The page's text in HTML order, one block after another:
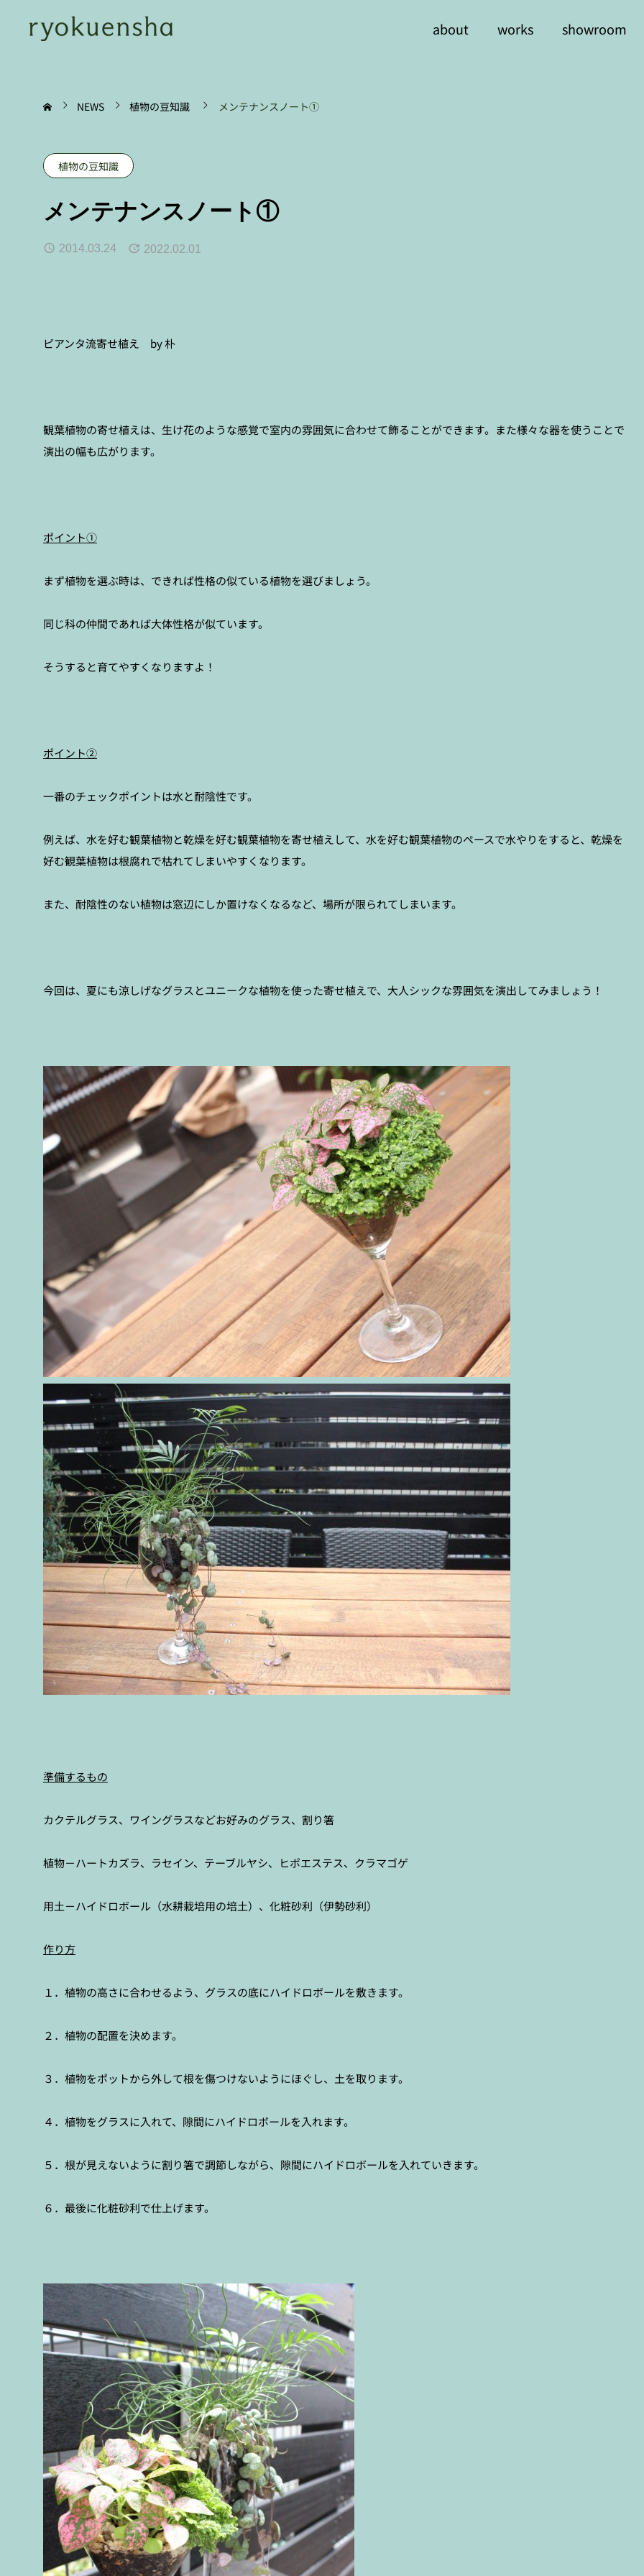
about works showroom
NEWS 植物の豆知識 メンテナンスノート①
植物の豆知識
メンテナンスノート①
2014.03.24 2022.02.01
ピアンタ流寄せ植え by 朴
観葉植物の寄せ植えは、生け花のような感覚で室内の雰囲気に合わせて飾ることができます。また様々な器を使うことで
演出の幅も広がります。
ポイント①
まず植物を選ぶ時は、できれば性格の似ている植物を選びましょう。
同じ科の仲間であれば大体性格が似ています。
そうすると育てやすくなりますよ！
ポイント②
一番のチェックポイントは水と耐陰性です。
例えば、水を好む観葉植物と乾燥を好む観葉植物を寄せ植えして、水を好む観葉植物のペースで水やりをすると、乾燥を
好む観葉植物は根腐れで枯れてしまいやすくなります。
また、耐陰性のない植物は窓辺にしか置けなくなるなど、場所が限られてしまいます。
今回は、夏にも涼しげなグラスとユニークな植物を使った寄せ植えで、大人シックな雰囲気を演出してみましょう！
準備するもの
カクテルグラス、ワイングラスなどお好みのグラス、割り箸
植物－ハートカズラ、ラセイン、テーブルヤシ、ヒポエステス、クラマゴゲ
用土－ハイドロボール（水耕栽培用の培土）、化粧砂利（伊勢砂利）
作り方
１．植物の高さに合わせるよう、グラスの底にハイドロボールを敷きます。
２．植物の配置を決めます。
３．植物をポットから外して根を傷つけないようにほぐし、土を取ります。
４．植物をグラスに入れて、隙間にハイドロボールを入れます。
５．根が見えないように割り箸で調節しながら、隙間にハイドロボールを入れていきます。
６．最後に化粧砂利で仕上げます。